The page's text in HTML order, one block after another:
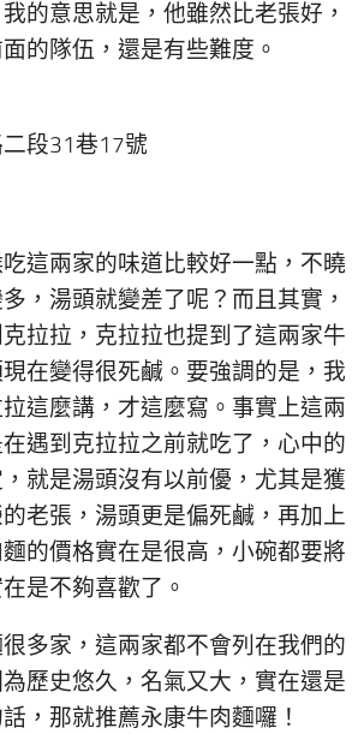
的意思就是，他雖然比老張好，
的隊伍，還是有些難度。
段31巷17號
這兩家的味道比較好一點，不曉
，湯頭就變差了呢？而且其實，
拉拉，克拉拉也提到了這兩家牛
在變得很死鹹。要強調的是，我
這麼講，才這麼寫。事實上這兩
遇到克拉拉之前就吃了，心中的
就是湯頭沒有以前優，尤其是獲
老張，湯頭更是偏死鹹，再加上
的價格實在是很高，小碗都要將
是不夠喜歡了。
多家，這兩家都不會列在我們的
歷史悠久，名氣又大，實在還是
，那就推薦永康牛肉麵囉！